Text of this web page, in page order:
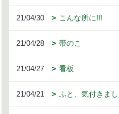
21/04/30 こんな所に!!!
21/04/28 帯のこ
21/04/27 看板
21/04/21 ふと、気付きまし